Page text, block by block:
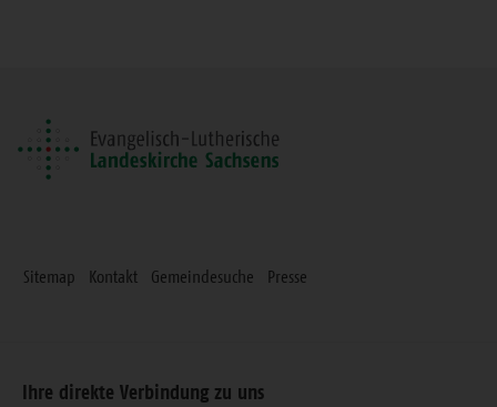
Sitemap Kontakt Gemeindesuche Presse
Ihre direkte Verbindung zu uns